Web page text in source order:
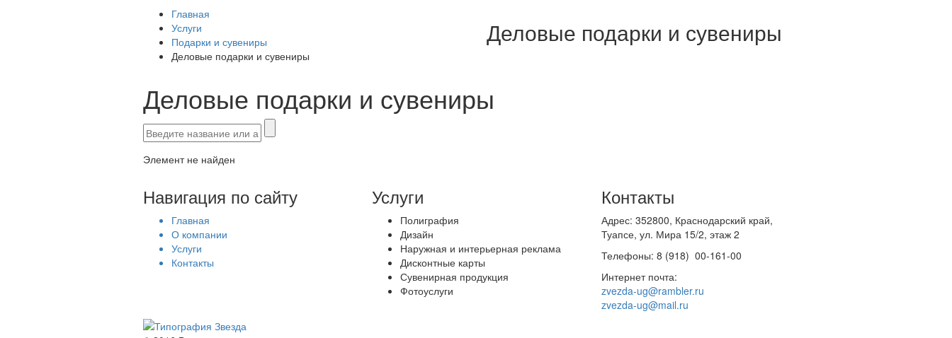
Главная
Услуги
Подарки и сувениры
Деловые подарки и сувениры
Деловые подарки и сувениры
Деловые подарки и сувениры
Элемент не найден
Навигация по сайту
Главная
О компании
Услуги
Контакты
Услуги
Полиграфия
Дизайн
Наружная и интерьерная реклама
Дисконтные карты
Сувенирная продукция
Фотоуслуги
Контакты
Адрес: 352800, Краснодарский край,
Туапсе, ул. Мира 15/2, этаж 2
Телефоны: 8 (918) 00-161-00
Интернет почта:
zvezda-ug@rambler.ru
zvezda-ug@mail.ru